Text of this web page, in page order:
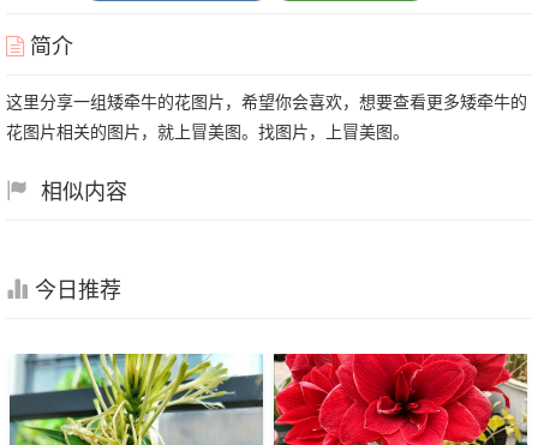
简介
这里分享一组矮牵牛的花图片，希望你会喜欢，想要查看更多矮牵牛的
花图片相关的图片，就上冒美图。找图片，上冒美图。
相似内容
今日推荐